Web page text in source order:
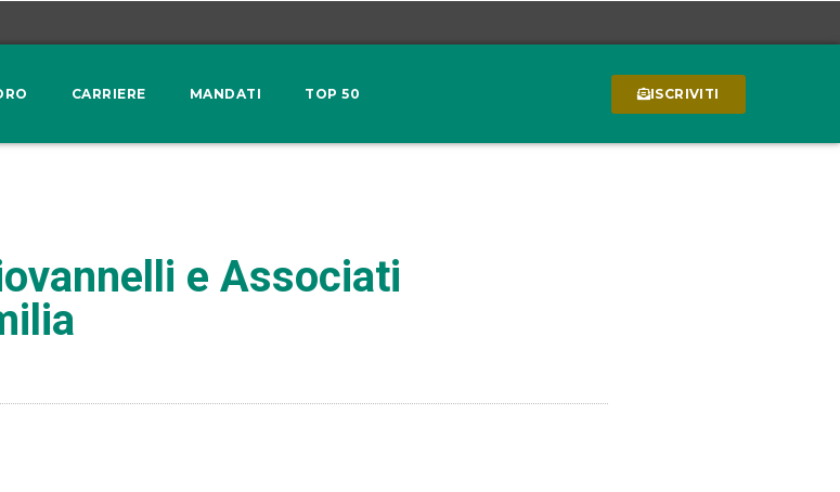
CARRIERE MANDATI TOP 50 ISCRIVITI
e Associati